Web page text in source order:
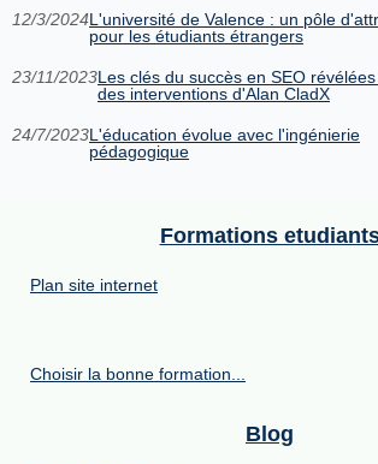
12/3/2024L'université de Valence : un pôle
pour les étudiants étrangers
23/11/2023Les clés du succès en SEO
des interventions d'Alan CladX
24/7/2023L'éducation évolue avec l'ingénierie
pédagogique
Formations
Plan site internet
Choisir la bonne formation...
Blog